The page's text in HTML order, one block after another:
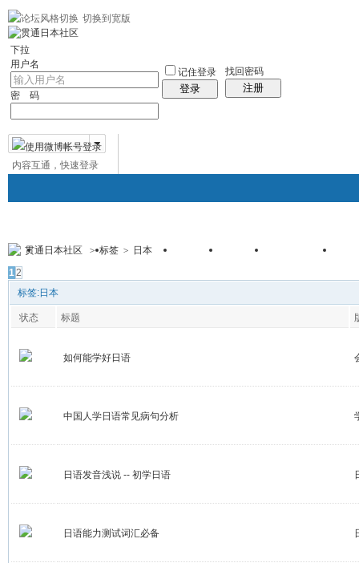
切换到宽版
下拉
用户名
密 码
记住登录
登录
找回密码
注册
微博帐号登录
内容互通，快速登录
贯通日本 日本社区 论坛 群组 日本百科
贯通日本社区 > 标签 > 日本
12
标签:日本
状态 标题
如何能学好日语
中国人学日语常见病句分析
日语发音浅说 -- 初学日语
日语能力测试词汇必备